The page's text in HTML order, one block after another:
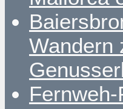
Wandern